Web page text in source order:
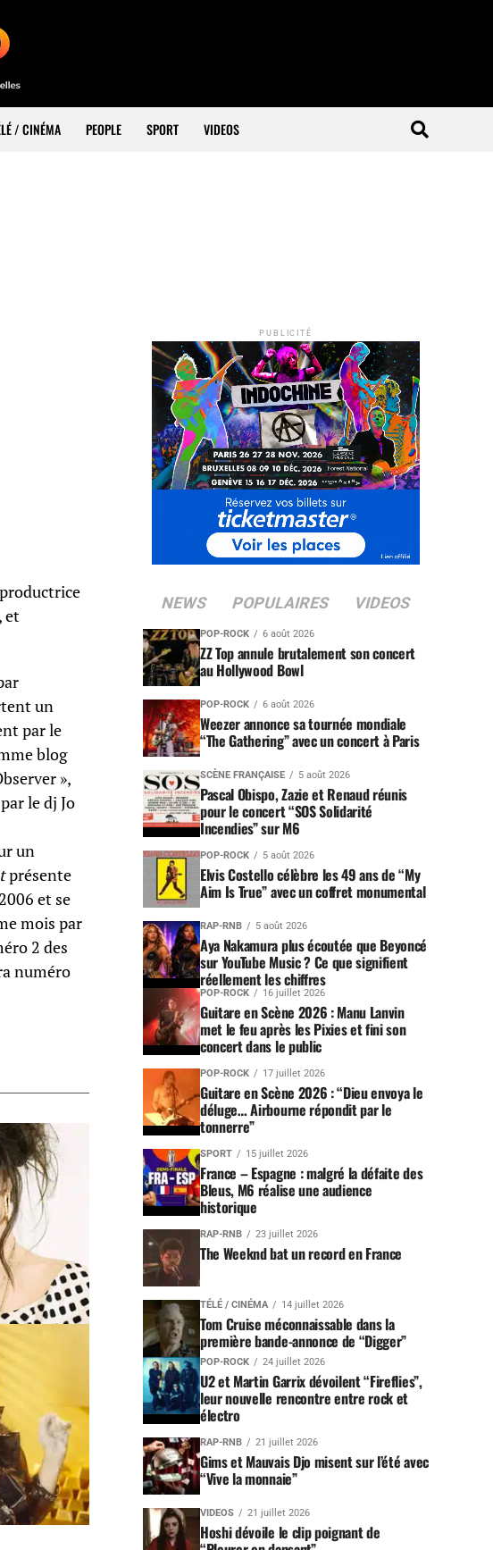
/ CINÉMA PEOPLE SPORT VIDEOS
et
un
par le
blog
»,
le dj Jo
un
présente
et se
mois par
2 des
numéro
l’album «
PUBLICITÉ
NEWS POPULAIRES VIDEOS
POP-ROCK 6 août 2026
ZZ Top annule brutalement son concert
au Hollywood Bowl
POP-ROCK 6 août 2026
Weezer annonce sa tournée mondiale
“The Gathering” avec un concert à Paris
SCÈNE FRANÇAISE 5 août 2026
Pascal Obispo, Zazie et Renaud réunis
pour le concert “SOS Solidarité
Incendies” sur M6
POP-ROCK 5 août 2026
Elvis Costello célèbre les 49 ans de “My
Aim Is True” avec un coffret monumental
RAP-RNB 5 août 2026
Aya Nakamura plus écoutée que Beyoncé
sur YouTube Music ? Ce que signifient
réellement les chiffres
POP-ROCK 16 juillet 2026
Guitare en Scène 2026 : Manu Lanvin
met le feu après les Pixies et fini son
concert dans le public
POP-ROCK 17 juillet 2026
Guitare en Scène 2026 : “Dieu envoya le
déluge… Airbourne répondit par le
tonnerre”
SPORT 15 juillet 2026
France – Espagne : malgré la défaite des
Bleus, M6 réalise une audience
historique
RAP-RNB 23 juillet 2026
The Weeknd bat un record en France
TÉLÉ / CINÉMA 14 juillet 2026
Tom Cruise méconnaissable dans la
première bande-annonce de “Digger”
POP-ROCK 24 juillet 2026
U2 et Martin Garrix dévoilent “Fireflies”,
leur nouvelle rencontre entre rock et
électro
RAP-RNB 21 juillet 2026
Gims et Mauvais Djo misent sur l’été avec
“Vive la monnaie”
VIDEOS 21 juillet 2026
Hoshi dévoile le clip poignant de